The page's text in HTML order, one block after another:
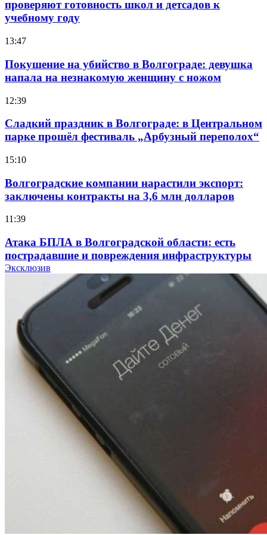
проверяют готовность школ и детсадов к
учебному году
13:47
Покушение на убийство в Волгограде: девушка
напала на незнакомую женщину с ножом
12:39
Сладкий праздник в Волгограде: в Центральном
парке прошёл фестиваль „Арбузный переполох“
15:10
Волгоградские компании нарастили экспорт:
заключены контракты на 3,6 млн долларов
11:39
Атака БПЛА в Волгоградской области: есть
пострадавшие и повреждения инфраструктуры
Волгоградские вузы в топе зарплатного
рейтинга: ВолгГТУ и ВолгГМУ вошли в топ‑15
для химической отрасли и фармацевтики
18:39
В Красноармейском районе Волгограда стартует
конкурс на ремонт моста через Волго‑Донской
судоходный канал
Фестиваль #ТриЧетыре в Волгограде пройдёт
11–13 сентября в рамках Года единства народов
Эксклюзив